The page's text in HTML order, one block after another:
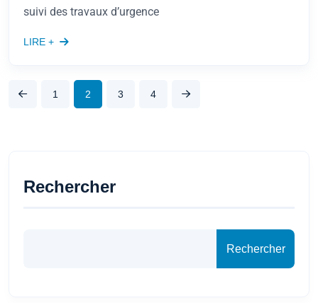
suivi des travaux d’urgence
LIRE +
1 2 3 4
Rechercher
Rechercher